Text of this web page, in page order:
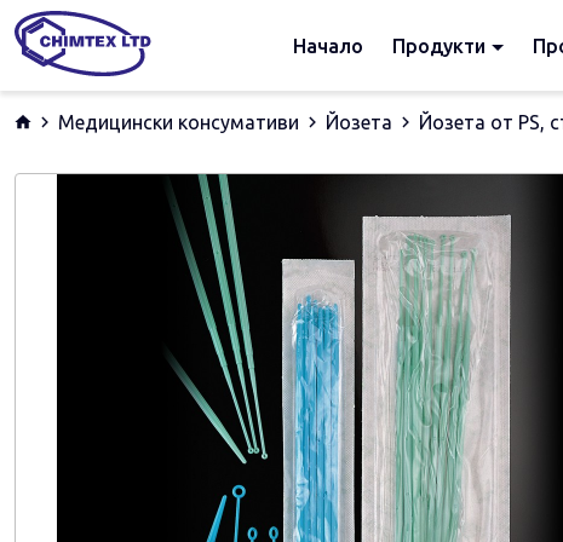
Начало Продукти
Медицински консумативи Йозета Йозета от РS,